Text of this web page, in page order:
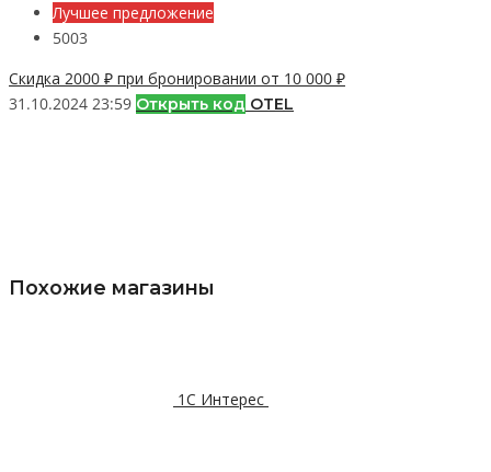
Лучшее предложение
5003
Скидка 2000 ₽ при бронировании от 10 000 ₽
31.10.2024 23:59 Открыть код OTEL
Похожие магазины
1С Интерес